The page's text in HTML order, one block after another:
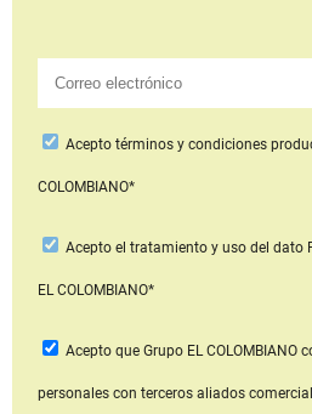
Aceptotérminos y condiciones
COLOMBIANO*
Acepto el tratamiento y uso del dato
EL COLOMBIANO*
Acepto que Grupo EL COLOMBIANO
personales con terceros aliados